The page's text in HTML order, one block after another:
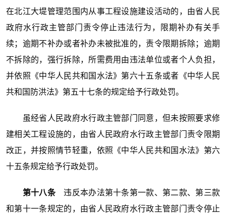
在北江大堤管理范围内从事工程设施建设活动的，由省人民
政府水行政主管部门责令停止违法行为，限期补办有关手
续；逾期不补办或者补办未被批准的，责令限期拆除；逾期
不拆除的，强行拆除，所需费用由违法单位或者个人负担，
并依照《中华人民共和国水法》第六十五条或者《中华人民
共和国防洪法》第五十七条的规定给予行政处罚。
虽经省人民政府水行政主管部门同意，但未按照要求修
建相关工程设施的，由省人民政府水行政主管部门责令限期
改正，并按照情节轻重，依照《中华人民共和国水法》第六
十五条规定给予行政处罚。
第十八条违反本办法第十条第一款、第二款、第三款
和第十一条规定的，由省人民政府水行政主管部门责令停止